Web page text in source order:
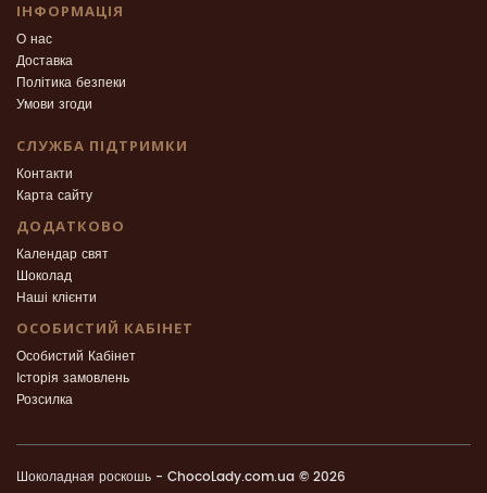
ІНФОРМАЦІЯ
О нас
Доставка
Політика безпеки
Умови згоди
СЛУЖБА ПІДТРИМКИ
Контакти
Карта сайту
ДОДАТКОВО
Календар свят
Шоколад
Наші клієнти
ОСОБИСТИЙ КАБІНЕТ
Особистий Кабінет
Історія замовлень
Розсилка
Шоколадная роскошь - ChocoLady.com.ua © 2026